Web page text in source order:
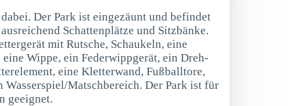
Der Park ist eingezäunt und befindet
Schattenplätze und Sitzbänke.
mit Rutsche, Schaukeln, eine
Wippe, ein Federwippgerät, ein Dreh-
eine Kletterwand, Fußballtore,
Wasserspiel/Matschbereich. Der Park ist für
geeignet.